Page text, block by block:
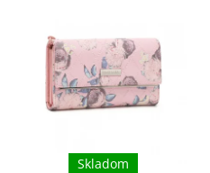
Skladom